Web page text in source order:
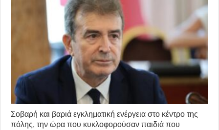
Σοβαρή και βαριά εγκληματική ενέργεια στο κέντρο της
πόλης, την ώρα που κυκλοφορούσαν παιδιά που